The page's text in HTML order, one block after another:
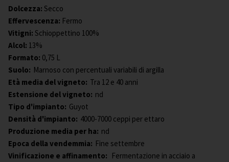
Dolcezza: Secco
Effervescenza: Fermo
Vitigni: Schioppettino 100%
Alcol: 13%
Formato: 0,75 L
Suolo: Marnoso con percentuali variabili di argilla
Età media del vigneto: Tra 12 e 40 anni
Estensione del vigneto: nd
Tipo d'impianto: Guyot
Densità d'impianto: 4000-7000 ceppi per ettaro
Produzione media per ha: nd
Epoca della vendemmia: Fine settembre
Vinificazione e affinamento: Fermentazione in acciaio a